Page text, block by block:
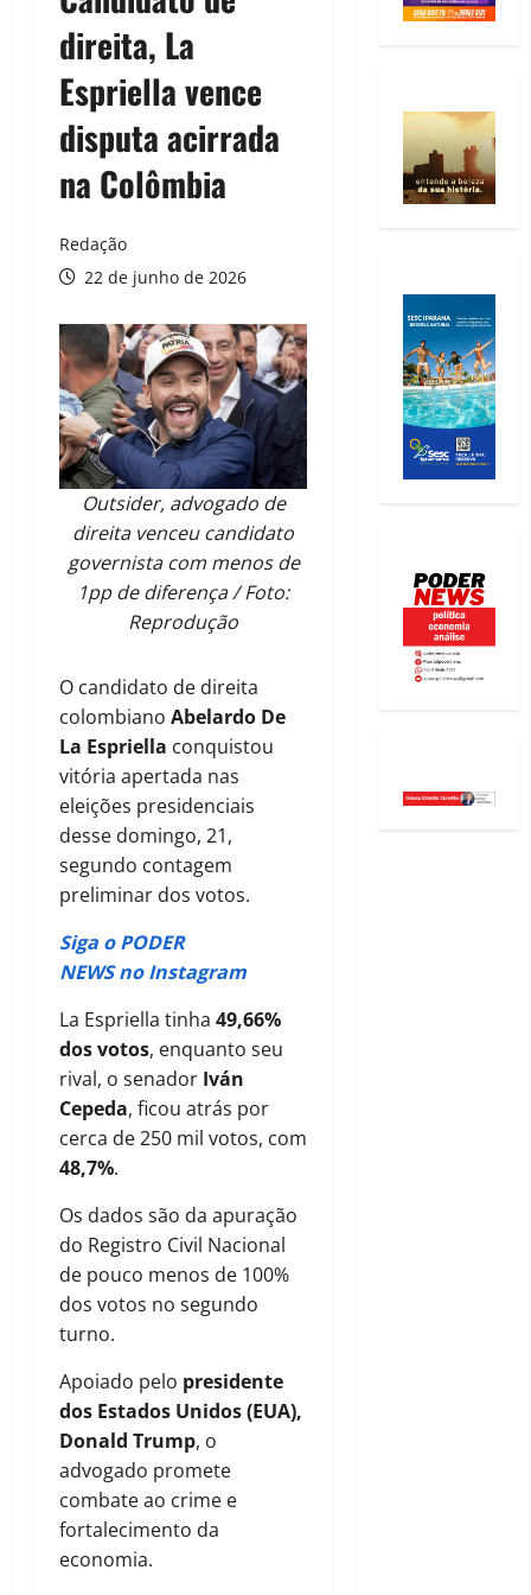
direita, La
Espriella vence
disputa acirrada
na Colômbia
Redação
22 de junho de 2026
Outsider, advogado de
direita venceu candidato
governista com menos de
1pp de diferença / Foto:
Reprodução
O candidato de direita
colombiano Abelardo De
La Espriella conquistou
vitória apertada nas
eleições presidenciais
desse domingo, 21,
segundo contagem
preliminar dos votos.
Siga o PODER
NEWS no Instagram
La Espriella tinha 49,66%
dos votos, enquanto seu
rival, o senador Iván
Cepeda, ficou atrás por
cerca de 250 mil votos, com
48,7%.
Os dados são da apuração
do Registro Civil Nacional
de pouco menos de 100%
dos votos no segundo
turno.
Apoiado pelo presidente
dos Estados Unidos (EUA),
Donald Trump, o
advogado promete
combate ao crime e
fortalecimento da
economia.